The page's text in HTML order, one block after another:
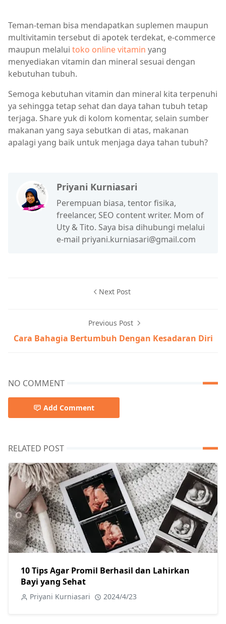
Teman-teman bisa mendapatkan suplemen maupun
multivitamin tersebut di apotek terdekat, e-commerce
maupun melalui toko online vitamin yang
menyediakan vitamin dan mineral sesuai dengan
kebutuhan tubuh.
Semoga kebutuhan vitamin dan mineral kita terpenuhi
ya sehingga tetap sehat dan daya tahan tubuh tetap
terjaga. Share yuk di kolom komentar, selain sumber
makanan yang saya sebutkan di atas, makanan
apalagi yang baik untuk menjaga daya tahan tubuh?
Priyani Kurniasari
Perempuan biasa, tentor fisika,
freelancer, SEO content writer. Mom of
Uty & Tito. Saya bisa dihubungi melalui
e-mail priyani.kurniasari@gmail.com
Next Post
Previous Post
Cara Bahagia Bertumbuh Dengan Kesadaran Diri
NO COMMENT
Add Comment
RELATED POST
10 Tips Agar Promil Berhasil dan Lahirkan
Bayi yang Sehat
Priyani Kurniasari 2024/4/23